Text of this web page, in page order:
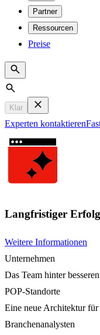
Partner
Ressourcen
Preise
Search
Klar
Experten kontaktieren
Langfristiger
Weitere Informationen
Unternehmen
Das Team hinter
POP-Standorte
Eine neue Architektur für
Branchenanalysten